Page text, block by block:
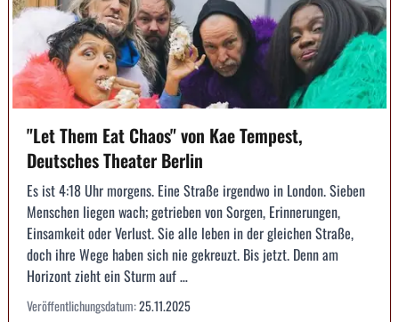
"Let Them Eat Chaos" von Kae Tempest,
Deutsches Theater Berlin
Es ist 4:18 Uhr morgens. Eine Straße irgendwo in London. Sieben
Menschen liegen wach; getrieben von Sorgen, Erinnerungen,
Einsamkeit oder Verlust. Sie alle leben in der gleichen Straße,
doch ihre Wege haben sich nie gekreuzt. Bis jetzt. Denn am
Horizont zieht ein Sturm auf …
Veröffentlichungsdatum:25.11.2025